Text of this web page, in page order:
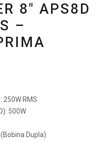
8″ APS8D
–
250W RMS
500W
Dupla)